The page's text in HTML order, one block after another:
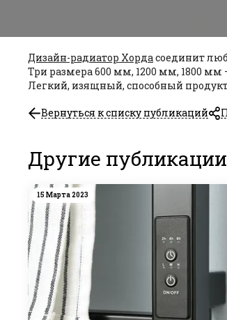
Дизайн-радиатор Хордасоединит
Три размера 600 мм, 1200 мм, 1800
Легкий, изящный, способный
Вернуться к списку публикаций
Другие публикации
15 Марта 2023